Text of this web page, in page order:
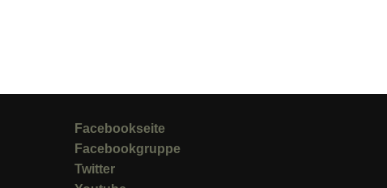
Facebookseite
Facebookgruppe
Twitter